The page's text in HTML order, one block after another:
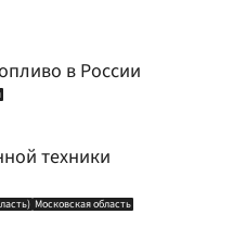
в России
техники
Московская область